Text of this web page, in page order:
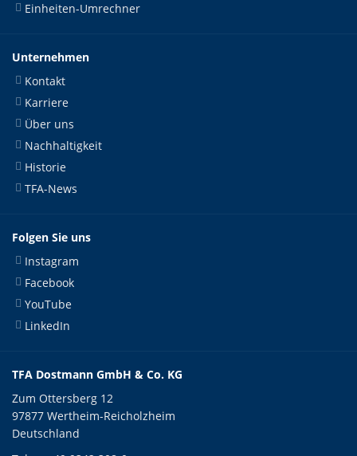
Einheiten-Umrechner
Unternehmen
Kontakt
Karriere
Über uns
Nachhaltigkeit
Historie
TFA-News
Folgen Sie uns
Instagram
Facebook
YouTube
LinkedIn
TFA Dostmann GmbH & Co. KG
Zum Ottersberg 12
97877 Wertheim-Reicholzheim
Deutschland